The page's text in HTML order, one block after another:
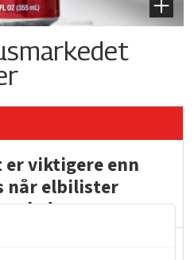
er viktigere enn
når elbilister
ladestopp